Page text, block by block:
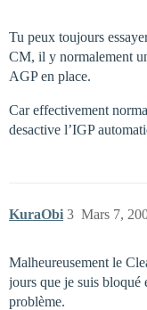
Tu peux toujours
CM, il y normalement
AGP en place.
Car effectivement
desactive l’IGP
KuraObi Mars 7,
3
Malheureusement le
jours que je suis bloqué
problème.